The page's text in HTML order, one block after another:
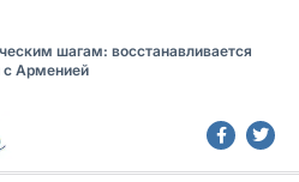
шагам: восстанавливается
с Арменией